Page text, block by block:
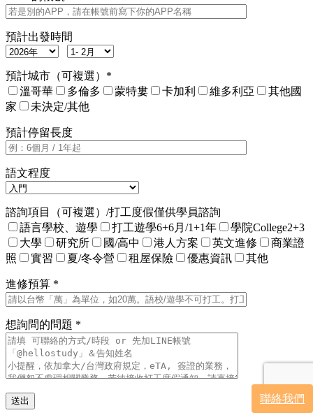
預計出發時間
預計城市（可複選）*
溫哥華
多倫多 蒙特婁 卡加利 維多利亞
其他國
家
未決定/其他
預計停留長度
語文程度
諮詢項目（可複選）/打工度假僅供學員諮詢
語言學校、遊學
打工遊學6+6月/1+1年
學院College2+3
大學
研究所 國/高中 港人方案 英文進修
商業證
照
實習 夏/冬令營 租屋保險 優惠資訊 其他
進修預算 *
想詢問的問題 *
聯絡我們